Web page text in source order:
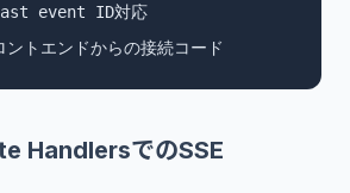
event ID対応
トエンドからの接続コード
HandlersでのSSE